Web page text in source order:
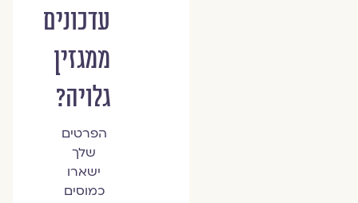
עדכונים
ממגזין
גלויה?
הפרטים
שלך
ישארו
כמוסים